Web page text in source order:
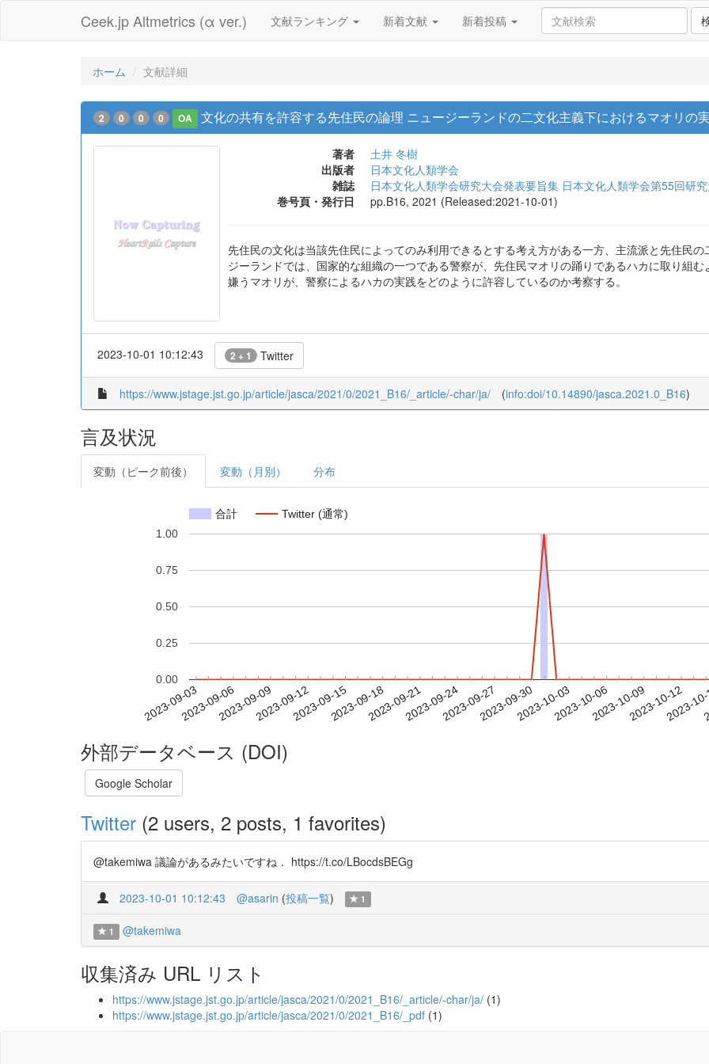
Ceek.jp Altmetrics (α ver.) 文献ランキング 新着文献 新着投稿
ホーム 文献詳細
2 0 0 0 OA 文化の共有を許容する先住民の論理 ニュージーランドの二文化主義下におけるマオリの
著者
土井 冬樹
出版者
日本文化人類学会
雑誌
日本文化人類学会研究大会発表要旨集 日本文化人類学会第55回研
巻号頁・発行日
pp.B16, 2021 (Released:2021-10-01)
先住民の文化は当該先住民によってのみ利用できるとする考え方がある一方、主流派と先住民
ジーランドでは、国家的な組織の一つである警察が、先住民マオリの踊りであるハカに取り組
嫌うマオリが、警察によるハカの実践をどのように許容しているのか考察する。
2023-10-01 10:12:43 2 + 1 Twitter
https://www.jstage.jst.go.jp/article/jasca/2021/0/2021_B16/_article/-char/ja/ (info:doi/10.14890/jasca.2021.0_B16)
言及状況
変動（ピーク前後） 変動（月別） 分布
合計 Twitter (通常)
2023-09-032023-09-062023-09-092023-09-122023-09-152023-09-182023-09-212023-09-242023-09-272023-09-302023-10-032023-10-062023-10-092023-10-12
2023-
0.00
0.25
0.50
0.75
1.00
外部データベース (DOI)
Google Scholar
Twitter (2 users, 2 posts, 1 favorites)
@takemiwa 議論があるみたいですね． https://t.co/LBocdsBEGg
2023-10-01 10:12:43 @asarin (投稿一覧) 1
1 @takemiwa
収集済み URL リスト
https://www.jstage.jst.go.jp/article/jasca/2021/0/2021_B16/_article/-char/ja/ (1)
https://www.jstage.jst.go.jp/article/jasca/2021/0/2021_B16/_pdf (1)